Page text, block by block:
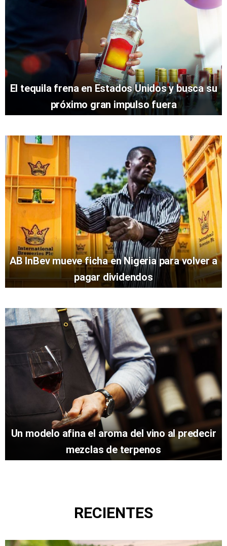
El tequila frena en Estados Unidos y busca su
próximo gran impulso fuera
AB InBev mueve ficha en Nigeria para volver a
pagar dividendos
Un modelo afina el aroma del vino al predecir
mezclas de terpenos
RECIENTES